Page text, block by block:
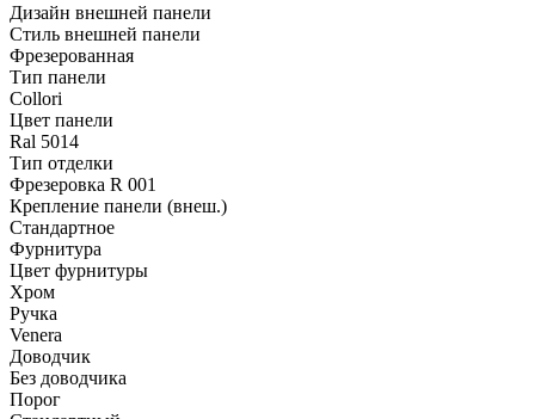
Дизайн внешней панели
Стиль внешней панели
Фрезерованная
Тип панели
Collori
Цвет панели
Ral 5014
Тип отделки
Фрезеровка R 001
Крепление панели (внеш.)
Стандартное
Фурнитура
Цвет фурнитуры
Хром
Ручка
Venera
Доводчик
Без доводчика
Порог